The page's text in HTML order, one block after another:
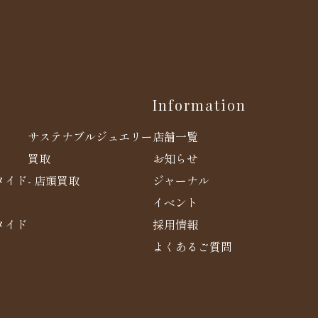
イド
イド
サステナブルジュエリー
買取
- 店頭買取
Information
店舗一覧
お知らせ
ジャーナル
イベント
採用情報
よくあるご質問